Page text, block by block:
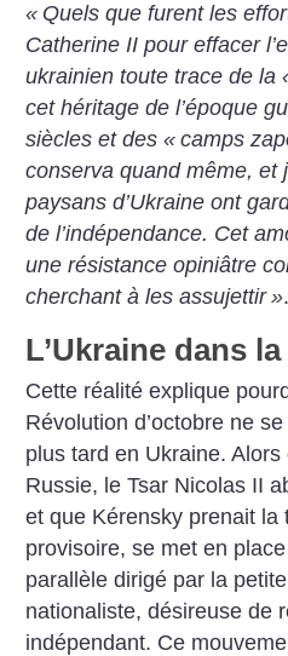
« Quels que furent les
Catherine II pour effacer
ukrainien toute trace de la
cet héritage de l’époque
siècles et des « camps
conserva quand même, et
paysans d’Ukraine ont
de l’indépendance. Cet
une résistance opiniâtre
cherchant à les assujettir ».
L’Ukraine dans
Cette réalité explique
Révolution d’octobre ne
plus tard en Ukraine.
Russie, le Tsar Nicolas II
et que Kérensky prenait la
provisoire, se met en
parallèle dirigé par la
nationaliste, désireuse de
indépendant. Ce